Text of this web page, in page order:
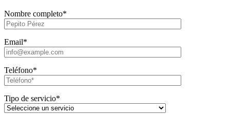
Nombre completo*
Email*
Teléfono*
Tipo de servicio*